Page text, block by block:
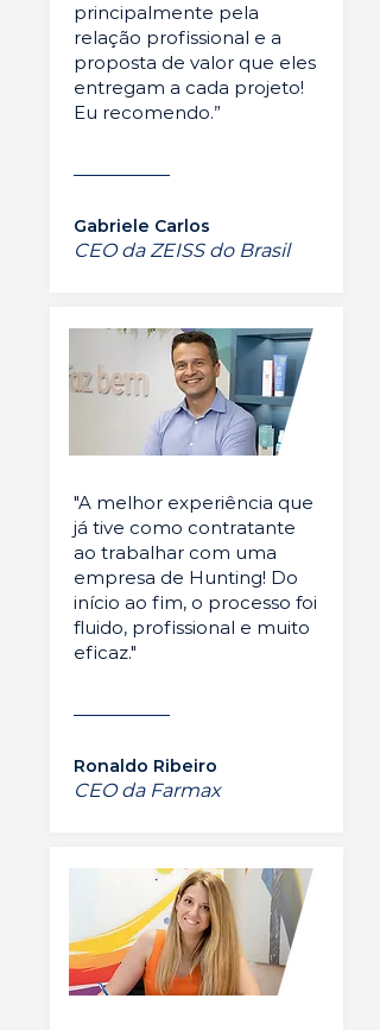
principalmente pela
relação profissional e a
proposta de valor que eles
entregam a cada projeto!
Eu recomendo.”
Gabriele Carlos
CEO da ZEISS do Brasil
"A melhor experiência que
já tive como contratante
ao trabalhar com uma
empresa de Hunting! Do
início ao fim, o processo foi
fluido, profissional e muito
eficaz."
Ronaldo Ribeiro
CEO da Farmax